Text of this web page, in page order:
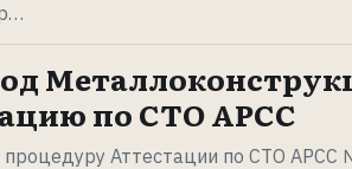
по СТО АРСС
процедуру Аттестации по СТО